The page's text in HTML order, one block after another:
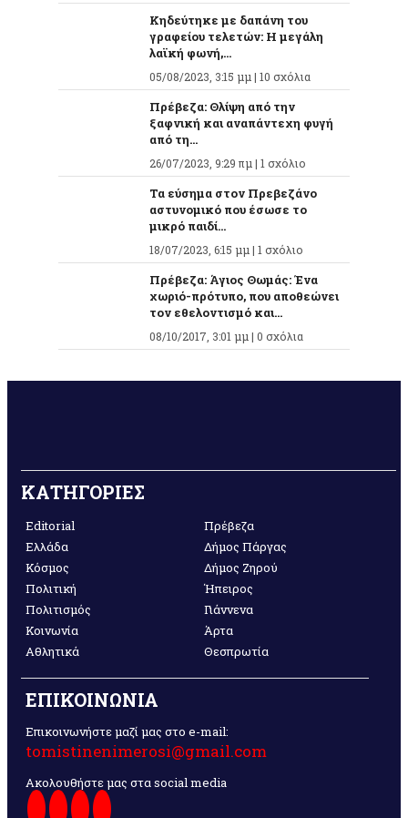
Κηδεύτηκε με δαπάνη του
γραφείου τελετών: Η μεγάλη
λαϊκή φωνή,...
05/08/2023, 3:15 μμ | 10 σχόλια
Πρέβεζα: Θλίψη από την
ξαφνική και αναπάντεχη φυγή
από τη...
26/07/2023, 9:29 πμ | 1 σχόλιο
Τα εύσημα στον Πρεβεζάνο
αστυνομικό που έσωσε το
μικρό παιδί...
18/07/2023, 6:15 μμ | 1 σχόλιο
Πρέβεζα: Άγιος Θωμάς: Ένα
χωριό-πρότυπο, που αποθεώνει
τον εθελοντισμό και...
08/10/2017, 3:01 μμ | 0 σχόλια
ΚΑΤΗΓΟΡΙΕΣ
Editorial
Ελλάδα
Κόσμος
Πολιτική
Πολιτισμός
Κοινωνία
Αθλητικά
Πρέβεζα
Δήμος Πάργας
Δήμος Ζηρού
Ήπειρος
Γιάννενα
Άρτα
Θεσπρωτία
ΕΠΙΚΟΙΝΩΝΙΑ
Επικοινωνήστε μαζί μας στο e-mail:
tomistinenimerosi@gmail.com
Ακολουθήστε μας στα social media